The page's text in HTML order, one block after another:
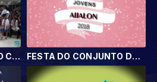
FESTA DE CRIANÇA DO CONJUNTO EN-GEDI 2018 FESTA DO CONJUNTO DE MOCIDADE DO TEMPLO CENTRAL AIJALON